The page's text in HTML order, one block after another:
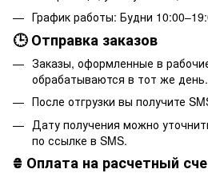
График работы: Будни
🕒 Отправка заказов
Заказы, оформленные в
обрабатываются в тот же день.
После отгрузки вы получите
Дату получения можно
по ссылке в SMS.
₴ Оплата на расчетный